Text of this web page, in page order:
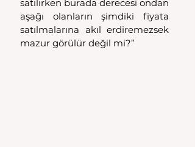
satılırken burada derecesi ondan
aşağı olanların şimdiki fiyata
satılmalarına akıl erdiremezsek
mazur görülür değil mi?”